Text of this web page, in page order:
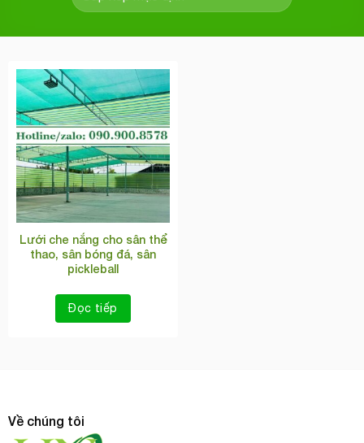
Lưới che nắng cho sân thể
thao, sân bóng đá, sân
pickleball
Đọc tiếp
Về chúng tôi